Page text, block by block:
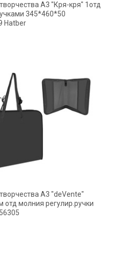
А3 "Кря-кря" 1отд
345*460*50
Hatber
А3 "deVente"
отд молния регулир.ручки